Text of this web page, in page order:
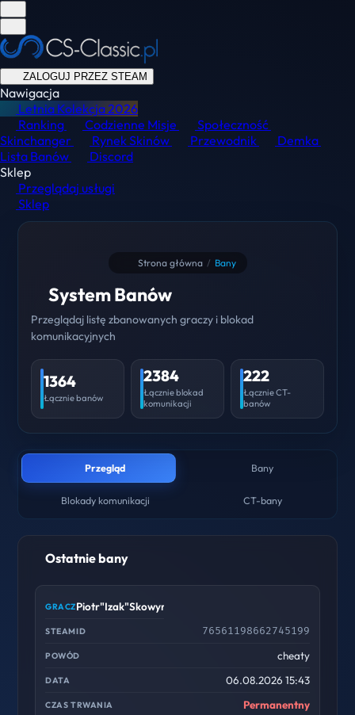
ZALOGUJ PRZEZ STEAM
Nawigacja
Letnia Kolekcja2026
Ranking
Codzienne Misje
Społeczność
Skinchanger
Rynek Skinów Przewodnik
Demka
Lista Banów
Discord
Sklep
Przeglądaj usługi
Sklep
Strona główna / Bany
System Banów
Przeglądaj listę zbanowanych graczy i blokad
komunikacyjnych
1364
Łącznie banów
2384
Łącznie blokad
komunikacji
222
Łącznie CT-
banów
Przegląd Bany
Blokady komunikacji CT-bany
Ostatnie bany
Piotr"Izak"Skowyrski
76561198662745199
cheaty
06.08.2026 15:43
Permanentny